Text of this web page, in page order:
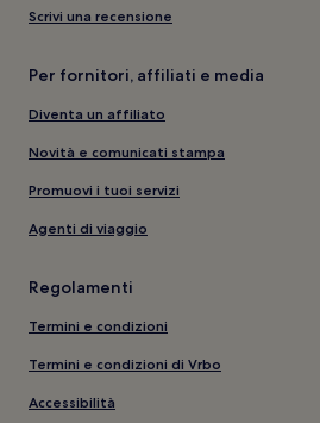
Scrivi una recensione
Per fornitori, affiliati e media
Diventa un affiliato
Novità e comunicati stampa
Promuovi i tuoi servizi
Agenti di viaggio
Regolamenti
Termini e condizioni
Termini e condizioni di Vrbo
Accessibilità